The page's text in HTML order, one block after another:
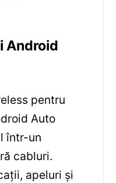
Android
pentru
Auto
într-un
cabluri.
apeluri și